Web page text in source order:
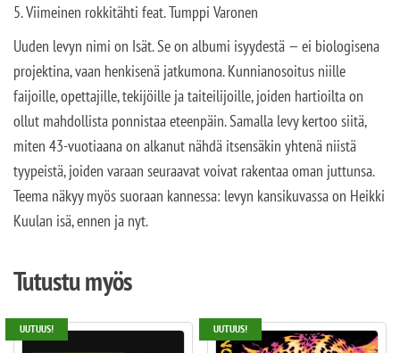
5. Viimeinen rokkitähti feat. Tumppi Varonen
Uuden levyn nimi on Isät. Se on albumi isyydestä — ei biologisena
projektina, vaan henkisenä jatkumona. Kunnianosoitus niille
faijoille, opettajille, tekijöille ja taiteilijoille, joiden hartioilta on
ollut mahdollista ponnistaa eteenpäin. Samalla levy kertoo siitä,
miten 43-vuotiaana on alkanut nähdä itsensäkin yhtenä niistä
tyypeistä, joiden varaan seuraavat voivat rakentaa oman juttunsa.
Teema näkyy myös suoraan kannessa: levyn kansikuvassa on Heikki
Kuulan isä, ennen ja nyt.
Tutustu myös
UUTUUS! UUTUUS!